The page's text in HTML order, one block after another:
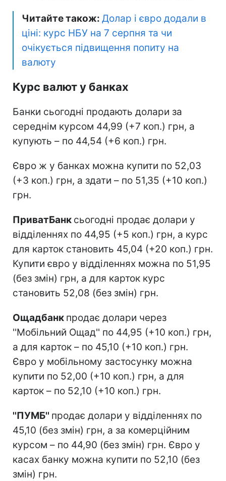
Читайте також: Долар і євро додали в
ціні: курс НБУ на 7 серпня та чи
очікується підвищення попиту на
валюту
Курс валют у банках
Банки сьогодні продають долари за
середнім курсом 44,99 (+7 коп.) грн, а
купують – по 44,54 (+6 коп.) грн.
Євро ж у банках можна купити по 52,03
(+3 коп.) грн, а здати – по 51,35 (+10 коп.)
грн.
ПриватБанк сьогодні продає долари у
відділеннях по 44,95 (+5 коп.) грн, а курс
для карток становить 45,04 (+20 коп.) грн.
Купити євро у відділеннях можна по 51,95
(без змін) грн, а для карток курс
становить 52,08 (без змін) грн.
Ощадбанк продає долари через
''Мобільний Ощад'' по 44,95 (+10 коп.) грн,
а для карток – по 45,10 (+10 коп.) грн.
Євро у мобільному застосунку можна
купити по 52,00 (+10 коп.) грн, а для
карток – по 52,10 (+10 коп.) грн.
''ПУМБ'' продає долари у відділеннях по
45,10 (без змін) грн, а за комерційним
курсом – по 44,90 (без змін) грн. Євро у
касах банку можна купити по 52,10 (без
змін) грн.